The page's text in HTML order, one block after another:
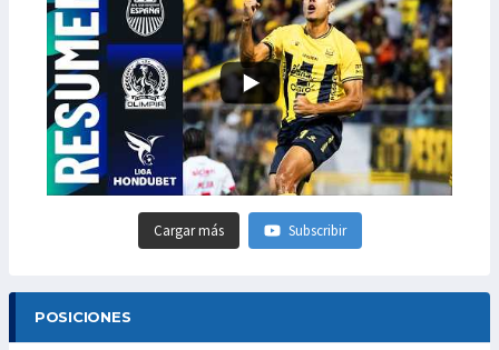
Cargar más Subscribir
POSICIONES